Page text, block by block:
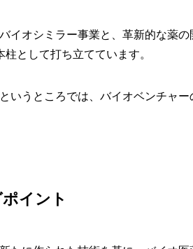
イオシミラー事業と、革新的な薬
として打ち立てています。
いうところでは、バイオベンチャ
イント